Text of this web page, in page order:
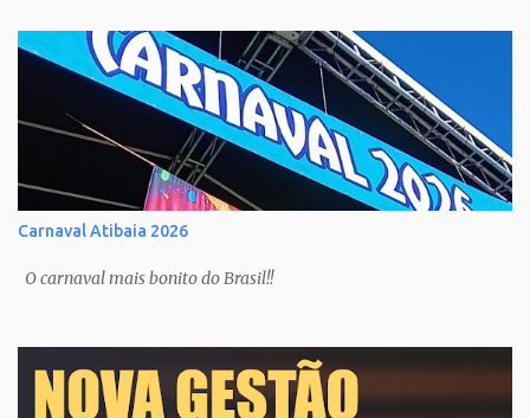
Carnaval Atibaia 2026
O carnaval mais bonito do Brasil!!